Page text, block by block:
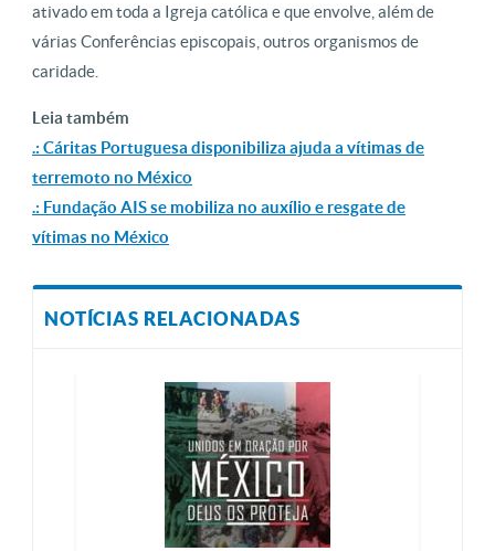
ativado em toda a Igreja católica e que envolve, além de
várias Conferências episcopais, outros organismos de
caridade.
Leia também
.: Cáritas Portuguesa disponibiliza ajuda a vítimas de
terremoto no México
.: Fundação AIS se mobiliza no auxílio e resgate de
vítimas no México
NOTÍCIAS RELACIONADAS